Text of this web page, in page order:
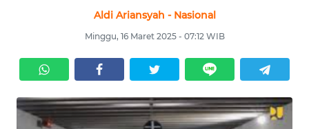
Aldi Ariansyah - Nasional
Minggu, 16 Maret 2025 - 07:12 WIB
KRIMINAL
EKUIN